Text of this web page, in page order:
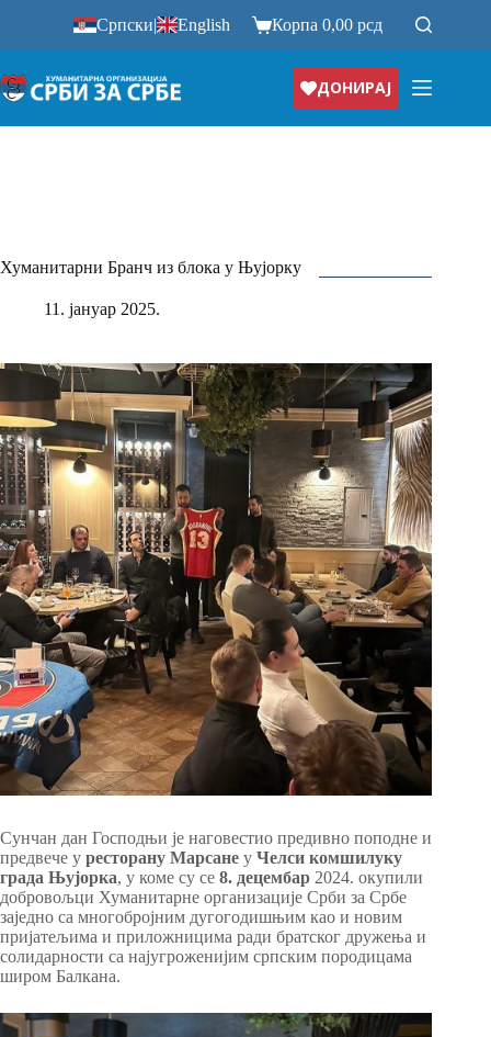
Српски| English Корпа0,00рсд
ДОНИРАЈ
Хуманитарни Бранч из блока у Њујорку
11. јануар 2025.
Сунчан дан Господњи је наговестио предивно поподне и
предвече у ресторану Марсане у Челси комшилуку
града Њујорка, у коме су се 8. децембар 2024. окупили
добровољци Хуманитарне организације Срби за Србе
заједно са многобројним дугогодишњим као и новим
пријатељима и приложницима ради братског дружења и
солидарности са најугроженијим српским породицама
широм Балкана.